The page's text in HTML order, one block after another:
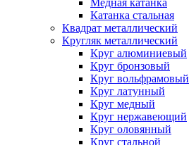
Медная катанка
Катанка стальная
Квадрат металлический
Кругляк металлический
Круг алюминиевый
Круг бронзовый
Круг вольфрамовый
Круг латунный
Круг медный
Круг нержавеющий
Круг оловянный
Круг стальной